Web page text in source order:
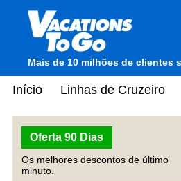
Mais de 10 milhões de clientes
Início Linhas de Cruzeiro
Oferta 90 Dias
Os melhores descontos de último
minuto.